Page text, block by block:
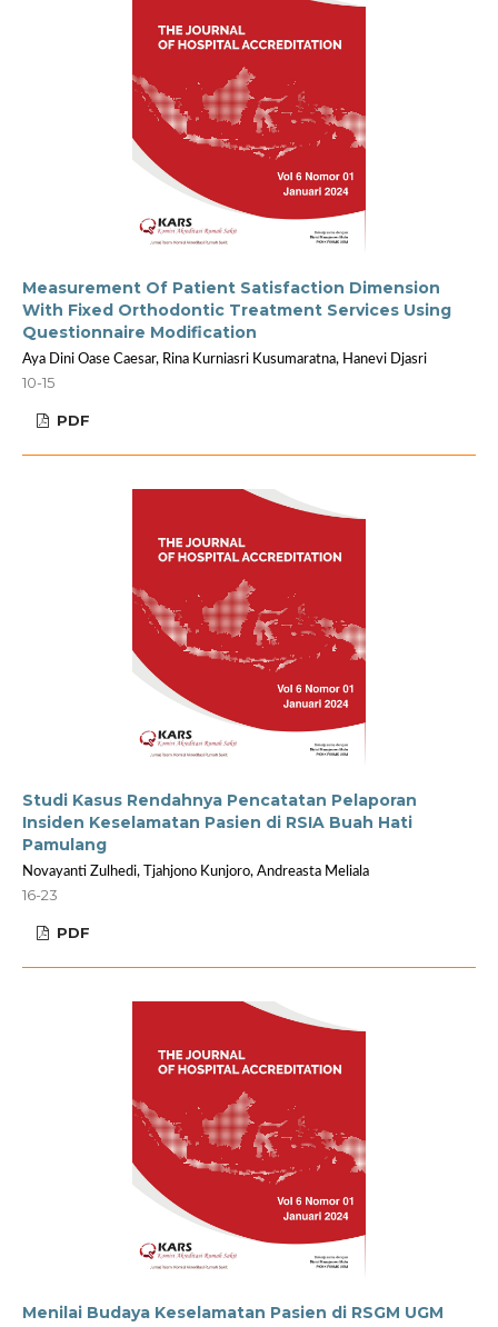
Measurement Of Patient Satisfaction Dimension
With Fixed Orthodontic Treatment Services Using
Questionnaire Modification
Aya Dini Oase Caesar, Rina Kurniasri Kusumaratna, Hanevi Djasri
10-15
PDF
Studi Kasus Rendahnya Pencatatan Pelaporan
Insiden Keselamatan Pasien di RSIA Buah Hati
Pamulang
Novayanti Zulhedi, Tjahjono Kunjoro, Andreasta Meliala
16-23
PDF
Menilai Budaya Keselamatan Pasien di RSGM UGM